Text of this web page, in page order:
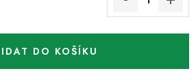
DO KOŠÍKU